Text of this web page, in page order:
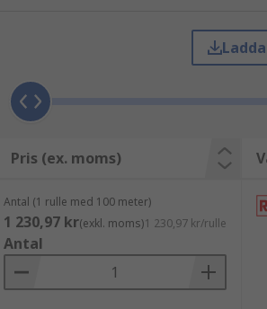
Pris (ex. moms)
Antal (1 rulle med 100 meter)
1 230,97 kr(exkl. moms)1 230,97 kr/rulle
Antal